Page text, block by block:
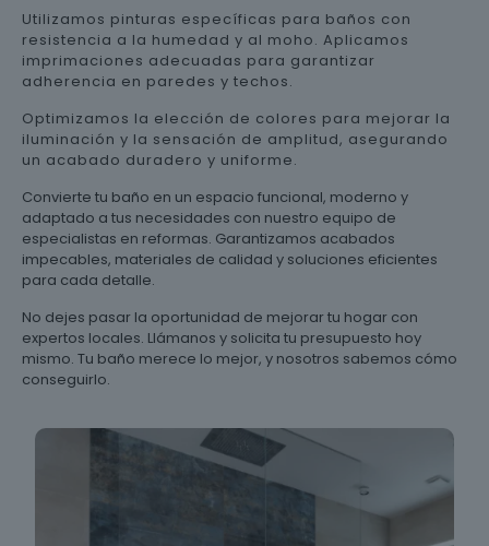
Utilizamos pinturas específicas para baños con
resistencia a la humedad y al moho. Aplicamos
imprimaciones adecuadas para garantizar
adherencia en paredes y techos.
Optimizamos la elección de colores para mejorar la
iluminación y la sensación de amplitud, asegurando
un acabado duradero y uniforme.
Convierte tu baño en un espacio funcional, moderno y
adaptado a tus necesidades con nuestro equipo de
especialistas en reformas. Garantizamos acabados
impecables, materiales de calidad y soluciones eficientes
para cada detalle.
No dejes pasar la oportunidad de mejorar tu hogar con
expertos locales. Llámanos y solicita tu presupuesto hoy
mismo. Tu baño merece lo mejor, y nosotros sabemos cómo
conseguirlo.